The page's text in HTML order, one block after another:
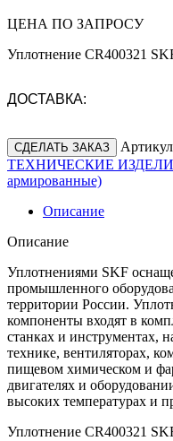
ЦЕНА ПО ЗАПРОСУ
Уплотнение CR400321
ДОСТАВКА:
СДЕЛАТЬ ЗАКАЗ
ТЕХНИЧЕСКИЕ
армированные)
Описание
Описание
Уплотнениями SKF
промышленного
территории России.
компоненты входят в
станках и инструментах,
технике, вентиляторах,
пищевом химическом и
двигателях и
высоких температурах и
Уплотнение CR400321